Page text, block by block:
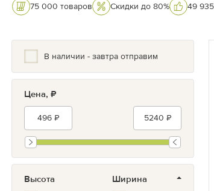
75 000 товаров Скидки до 80% 49
В наличии - завтра отправим
Цена, ₽
Высота Ширина